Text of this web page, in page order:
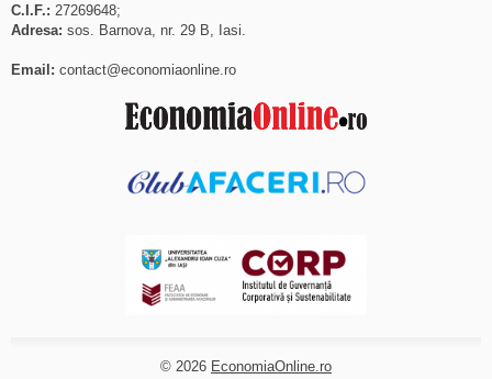
C.I.F.: 27269648;
Adresa: sos. Barnova, nr. 29 B, Iasi.
Email: contact@economiaonline.ro
© 2026 EconomiaOnline.ro